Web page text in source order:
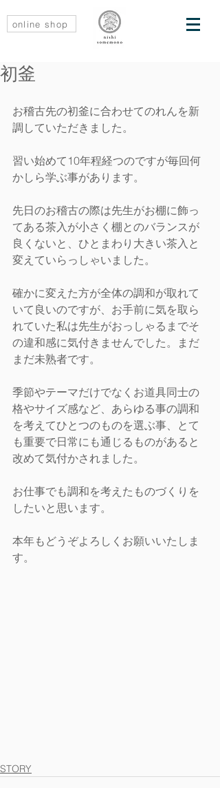
online shop
初釜
お稽古先の初釜に合わせてのれんを新
調していただきました。
習い始めて10年程経つのですが毎回何
かしら学ぶ事があります。
先日のお稽古の際は先生がお棚に飾っ
てある茶入が小さく棚とのバランスが
良くないと、ひとまわり大きい茶入と
変えていらっしゃいました。
確かに変えた方が全体の調和が取れて
いて良いのですが、お手前に気を取ら
れていた私は先生がおっしゃるまでそ
の違和感に気付きませんでした。まだ
まだ未熟者です。
季節やテーマだけでなくお道具同士の
格やサイズ感など、あらゆる事の調和
を考えてひとつのものを選ぶ事、とて
も重要で日常にも通じるものがあると
改めて気付かされました。
お仕事でも調和を考えたものづくりを
したいと思います。
本年もどうぞよろしくお願いいたしま
す。
STORY